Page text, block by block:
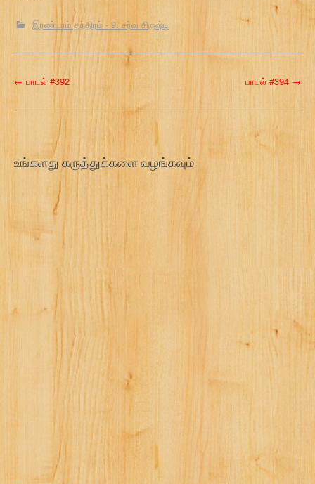
இரண்டாம் தந்திரம் - 9. சர்வ சிருஷ்டி
P
o
t
v
i
a
← பாடல் #392 பாடல் #394 →
உங்களது கருத்துக்களை வழங்கவும்